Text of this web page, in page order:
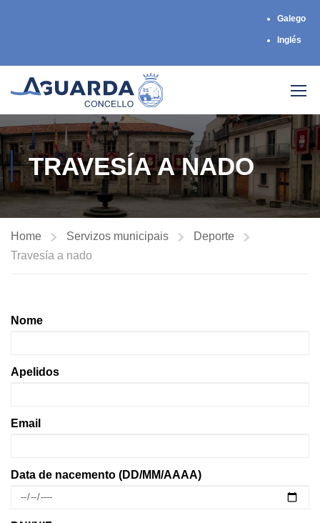
Galego
Inglés
TRAVESÍA A NADO
Home Servizos municipais
Deporte
Travesía a nado
Nome
Apelidos
Email
Data de nacemento (DD/MM/AAAA)